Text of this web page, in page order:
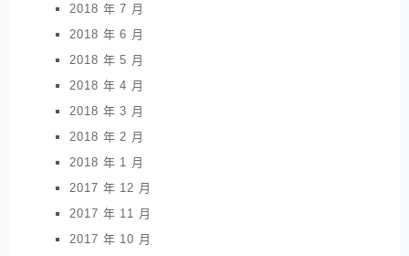
2018 年 7 月
2018 年 6 月
2018 年 5 月
2018 年 4 月
2018 年 3 月
2018 年 2 月
2018 年 1 月
2017 年 12 月
2017 年 11 月
2017 年 10 月